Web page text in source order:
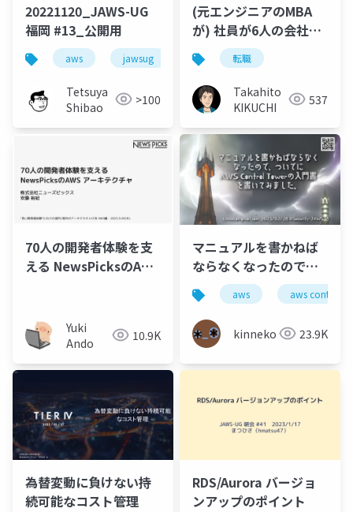
20221120_JAWS-UG
福岡 #13_公開用
aws jawsug fukuoka
Tetsuya
Shibao
>100
(元エンジニアのMBA
が) 社員が6人の会社に
転職した話
(IPPP2022@2022.08.10
転職
Takahito
KIKUCHI
537
70人の開発者体験を支
える NewsPicksのAWS
Yuki
Ando
10.9K
マニュアルを書かねば
ならなくなったので、
ついでにAWS Control
Towerの入門書を書い
てみました。
aws aws control
kinneko 23.9K
為替変動に負けない持
続可能なコスト管理
RDS/Aurora バージョ
ンアップのポイント